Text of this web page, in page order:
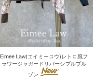
Eimee Law(エイミーロウ)レトロ風フ
ラワージャガードリバーシブルブル
ゾン